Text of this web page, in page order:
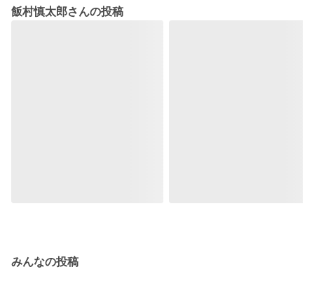
飯村慎太郎さんの投稿
みんなの投稿